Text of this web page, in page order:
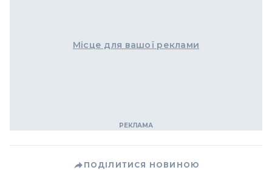
Місце для вашої реклами
ПОДІЛИТИСЯ НОВИНОЮ